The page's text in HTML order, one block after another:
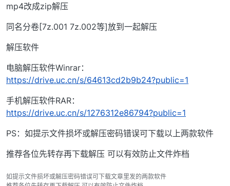
mp4改成zip解压
同名分卷[7z.001 7z.002等]放到一起解压
解压软件
电脑解压软件Winrar：
https://drive.uc.cn/s/64613cd2b9b24?public=1
手机解压软件RAR：
https://drive.uc.cn/s/1276312e86794?public=1
PS：如提示文件损坏或解压密码错误可下载以上两款软件
推荐各位先转存再下载解压 可以有效防止文件炸档
如提示文件损坏或解压密码错误可下载文章里发的两款软件